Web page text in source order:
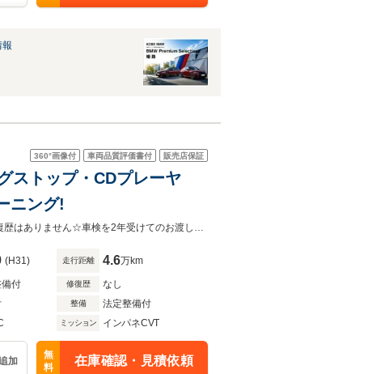
報
360°画像付 車両品質評価書付 販売店保証
ストップ・CDプレーヤ
ニング!
ご来店後に現車確認が出来る方のみ販売可能です！業販は不可となります。修復歴はありません☆車検を2年受けてのお渡し☆安心の法定整備付き☆
(H31) 走行距離 4.6万km
付 修復歴 なし
整備 法定整備付
ミッション インパネCVT
加
無
料
在庫確認・見積依頼